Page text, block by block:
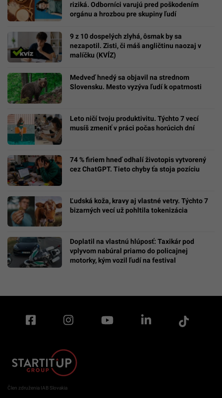
riziká. Odborníci varujú pred poškodením
orgánu a hrozbou pre skupiny ľudí
9 z 10 dospelých zlyhá, ôsmak by sa
nezapotil. Zisti, či máš angličtinu naozaj v
malíčku (KVÍZ)
Medveď hnedý sa objavil na strednom
Slovensku. Mesto vyzýva ľudí k opatrnosti
Leto ničí tvoju produktivitu. Týchto 7 vecí
musíš zmeniť v práci počas horúcich dní
74 % firiem hneď odhalí životopis vytvorený
cez ChatGPT. Tieto chyby ťa stoja pozíciu
Ľudská koža, kravy aj vlastné vetry. Týchto 7
bizarných vecí už pohltila tokenizácia
Doplatil na vlastnú hlúposť: Taxikár pod
vplyvom nabúral priamo do policajnej
motorky, kým vozil ľudí na festival
Člen združenia IAB Slovakia